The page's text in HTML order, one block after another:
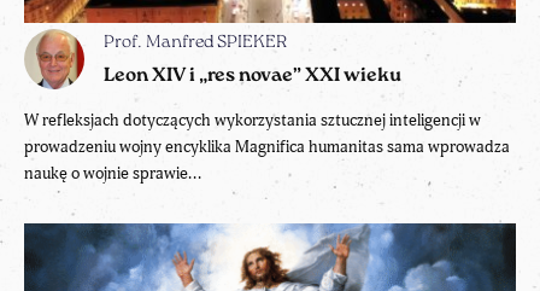
Prof. Manfred SPIEKER
Leon XIV i „res novae” XXI wieku
W refleksjach dotyczących wykorzystania sztucznej inteligencji w
prowadzeniu wojny encyklika Magnifica humanitas sama wprowadza
naukę o wojnie sprawie...